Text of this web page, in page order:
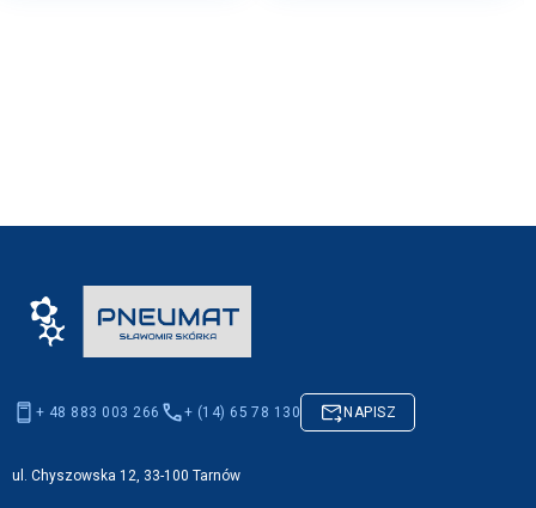
+ 48 883 003 266 + (14) 65 78 130 NAPISZ
ul. Chyszowska 12, 33-100 Tarnów